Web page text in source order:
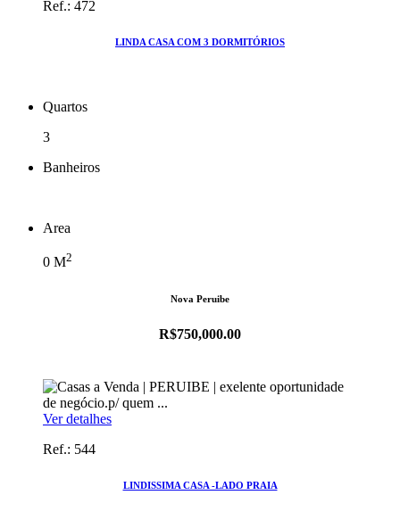
Ref.: 472
LINDA CASA COM 3 DORMITÓRIOS
Quartos
3
Banheiros
Area
0 M2
Nova Peruibe
R$750,000.00
Ver detalhes
Ref.: 544
LINDISSIMA CASA -LADO PRAIA